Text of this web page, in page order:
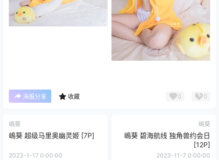
海报分享 收藏 0 0
嶋葵
嶋葵 超级马里奥幽灵姬 [7P]
2023-1-17 0:00:00
嶋葵
嶋葵 碧海航线 独角兽约会日
[12P]
2023-11-7 0:00:00